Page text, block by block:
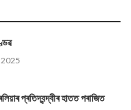
প্ৰতিদ্বন্দ্বীৰ হাতত পৰাজিত